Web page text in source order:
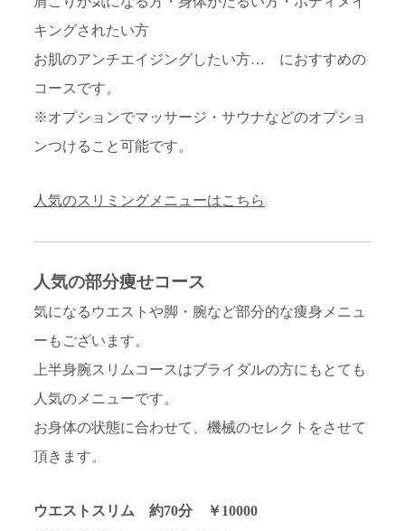
キングされたい方
お肌のアンチエイジングしたい方… におすすめの
コースです。
※オプションでマッサージ・サウナなどのオプショ
ンつけること可能です。
人気のスリミングメニューはこちら
人気の部分痩せコース
気になるウエストや脚・腕など部分的な痩身メニュ
ーもございます。
上半身腕スリムコースはブライダルの方にもとても
人気のメニューです。
お身体の状態に合わせて、機械のセレクトをさせて
頂きます。
ウエストスリム 約70分 ￥10000